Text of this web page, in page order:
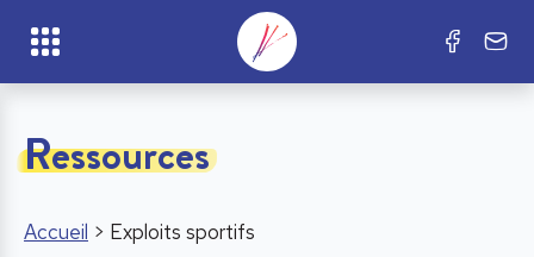
Ressources
Accueil > Exploits sportifs